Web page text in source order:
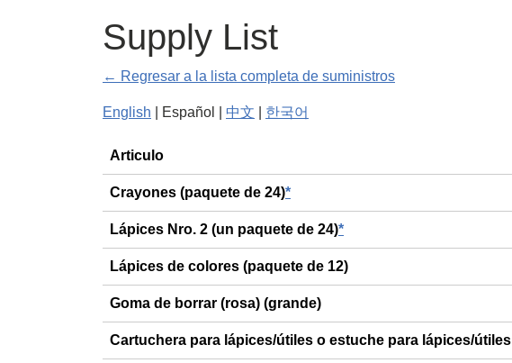
Supply List
← Regresar a la lista completa de suministros
English | Español | 中文 한국어
General
Articulo
Crayones (paquete de 24)*
Lápices Nro. 2 (un paquete de 24)*
Lápices de colores (paquete de 12)
Goma de borrar (rosa) (grande)
Cartuchera para lápices/útiles o estuche para lápices/útiles